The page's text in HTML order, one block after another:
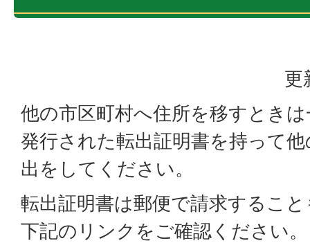
更
他の市区町村へ住所を移すとき
発行された転出証明書を持って
出をしてください。
転出証明書は郵便で請求するこ
下記のリンクをご確認ください。